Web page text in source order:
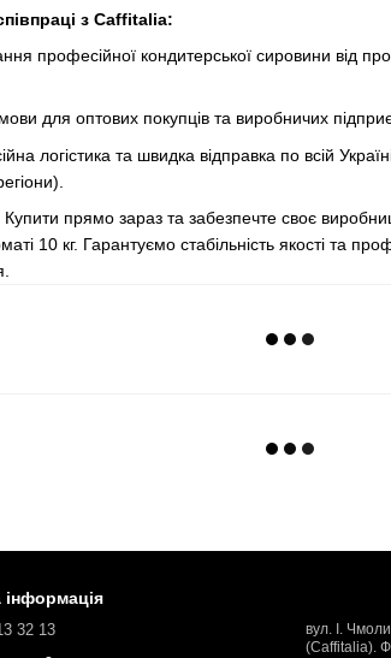
з Caffitalia:
професійної кондитерської сировини від
для оптових покупців та виробничих
логістика та швидка відправка по всій
Купити прямо зараз та забезпечте своє
10 кг. Гарантуємо стабільність якості та
інформація
32 13
вул. І.
(Caffitalia).